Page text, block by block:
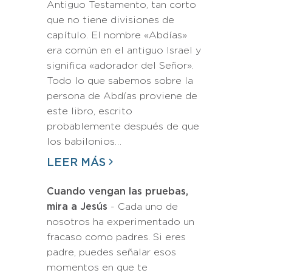
Antiguo Testamento, tan corto
que no tiene divisiones de
capítulo. El nombre «Abdías»
era común en el antiguo Israel y
significa «adorador del Señor».
Todo lo que sabemos sobre la
persona de Abdías proviene de
este libro, escrito
probablemente después de que
los babilonios…
LEER MÁS
Cuando vengan las pruebas,
mira a Jesús - Cada uno de
nosotros ha experimentado un
fracaso como padres. Si eres
padre, puedes señalar esos
momentos en que te